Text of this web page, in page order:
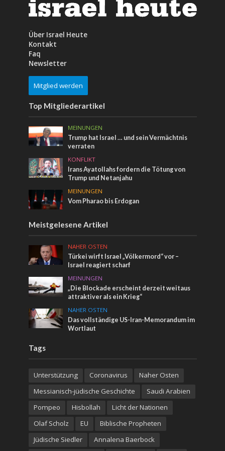
Über Israel Heute
Kontakt
Faq
Newsletter
Mitglied werden
Top Mitgliederartikel
MEINUNGEN
Trump hat Israel … und sein Vermächtnis
verraten
KONFLIKT
Irans Ayatollahs fordern die Tötung von
Trump und Netanjahu
MEINUNGEN
Vom Pharao bis Erdogan
Meistgelesene Artikel
NAHER OSTEN
Türkei wirft Israel „Völkermord“ vor –
Israel reagiert scharf
MEINUNGEN
„Die Blockade erscheint derzeit weitaus
attraktiver als ein Krieg“
NAHER OSTEN
Das vollständige US-Iran-Memorandum im
Wortlaut
Tags
Unterstützung Coronavirus
Naher Osten
Messianisch-jüdische Geschichte
Saudi Arabien
Pompeo
Hisbollah
Licht der Nationen
Olaf Scholz
EU
Biblische Propheten
Jüdische Siedler
Annalena Baerbock